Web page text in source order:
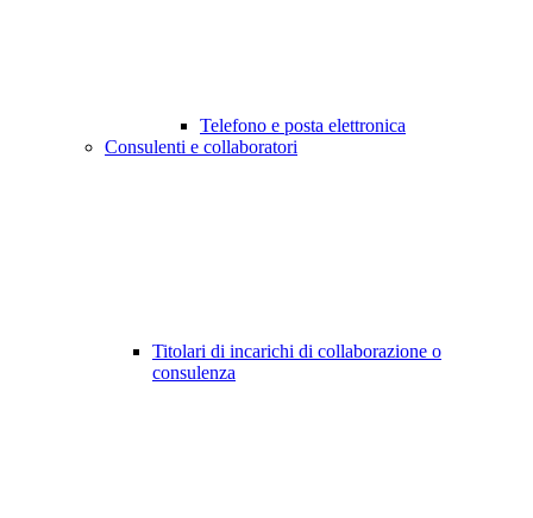
Telefono e posta elettronica
Consulenti e collaboratori
Titolari di incarichi di collaborazione o
consulenza